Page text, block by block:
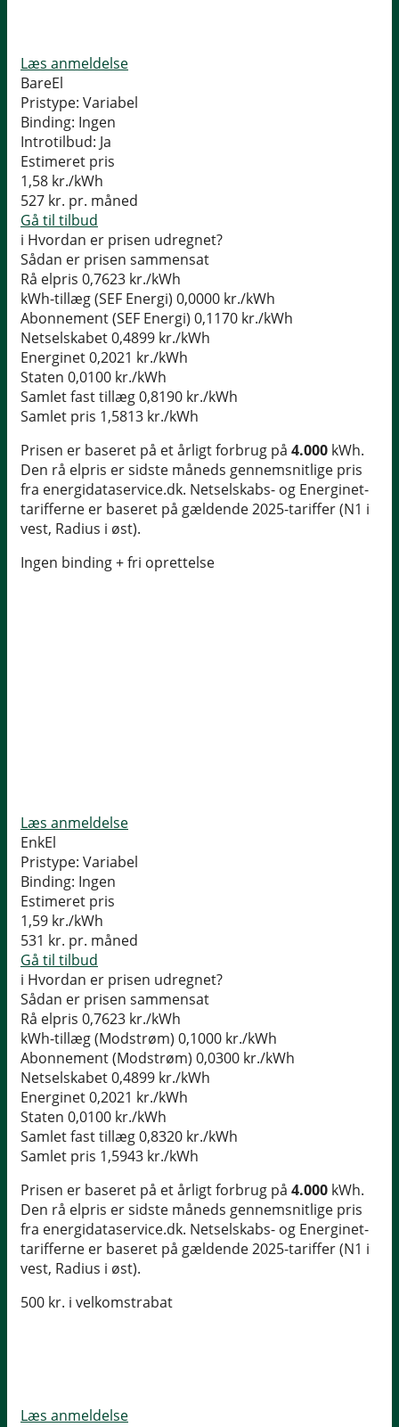
Læs anmeldelse
BareEl
Pristype: Variabel
Binding: Ingen
Introtilbud: Ja
Estimeret pris
1,58 kr./kWh
527 kr. pr. måned
Gå til tilbud
i Hvordan er prisen udregnet?
Sådan er prisen sammensat
Rå elpris 0,7623 kr./kWh
kWh-tillæg (SEF Energi) 0,0000 kr./kWh
Abonnement (SEF Energi) 0,1170 kr./kWh
Netselskabet0,4899 kr./kWh
Energinet0,2021 kr./kWh
Staten 0,0100 kr./kWh
Samlet fast tillæg0,8190 kr./kWh
Samlet pris 1,5813 kr./kWh
Prisen er baseret på et årligt forbrug på 4.000 kWh.
Den rå elpris er sidste måneds gennemsnitlige pris
fra energidataservice.dk. Netselskabs- og Energinet-
tarifferne er baseret på gældende 2025-tariffer (N1 i
vest, Radius i øst).
Ingen binding + fri oprettelse
Læs anmeldelse
EnkEl
Pristype: Variabel
Binding: Ingen
Estimeret pris
1,59 kr./kWh
531 kr. pr. måned
Gå til tilbud
i Hvordan er prisen udregnet?
Sådan er prisen sammensat
Rå elpris 0,7623 kr./kWh
kWh-tillæg (Modstrøm) 0,1000 kr./kWh
Abonnement (Modstrøm) 0,0300 kr./kWh
Netselskabet0,4899 kr./kWh
Energinet0,2021 kr./kWh
Staten 0,0100 kr./kWh
Samlet fast tillæg0,8320 kr./kWh
Samlet pris 1,5943 kr./kWh
Prisen er baseret på et årligt forbrug på 4.000 kWh.
Den rå elpris er sidste måneds gennemsnitlige pris
fra energidataservice.dk. Netselskabs- og Energinet-
tarifferne er baseret på gældende 2025-tariffer (N1 i
vest, Radius i øst).
500 kr. i velkomstrabat
Læs anmeldelse